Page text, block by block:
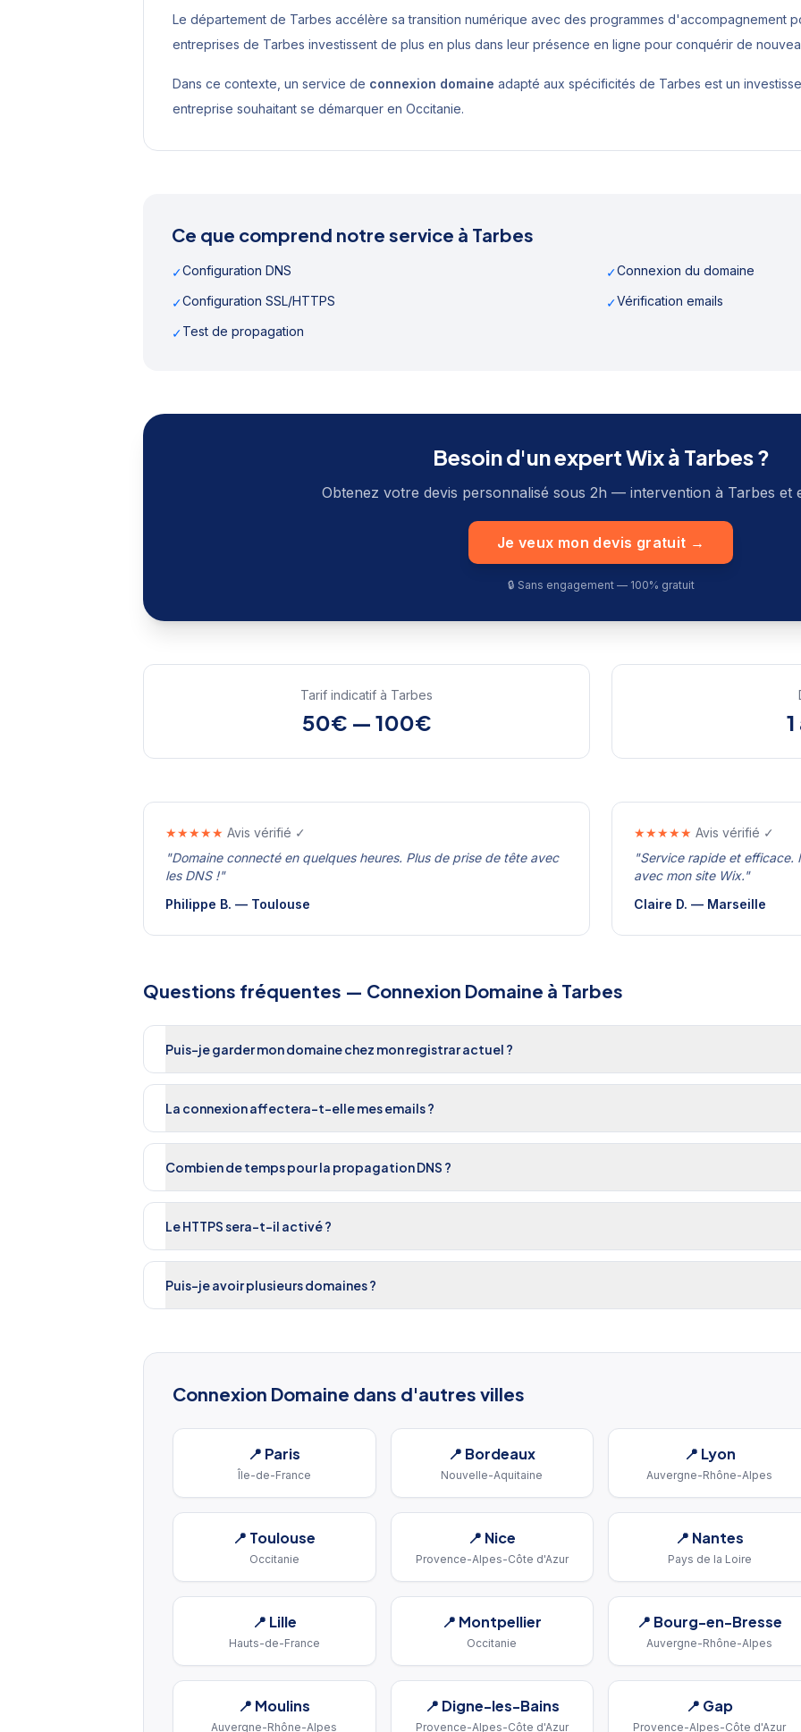
Le département de Tarbes accélère sa transition numérique avec des programmes d'accompagnement
entreprises de Tarbes investissent de plus en plus dans leur présence en ligne pour conquérir de
Dans ce contexte, un service de connexion domaine adapté aux spécificités de Tarbes est un
entreprise souhaitant se démarquer en Occitanie.
Ce que comprend notre service à Tarbes
✓Configuration DNS ✓Connexion du domaine
✓Configuration SSL/HTTPS ✓Vérification emails
✓Test de propagation
Besoin d'un expert Wix à Tarbes?
Obtenez votre devis personnalisé sous 2h — intervention à Tarbes et
Je veux mon devis gratuit →
🔒 Sans engagement — 100% gratuit
Tarif indicatif à Tarbes
50€ — 100€
★★★★★ Avis vérifié ✓
"Domaine connecté en quelques heures. Plus de prise de tête avec
les DNS !"
Philippe B. — Toulouse
★★★★★ Avis vérifié ✓
"Service rapide et efficace.
avec mon site Wix."
Claire D. — Marseille
Questions fréquentes — Connexion Domaine à Tarbes
Puis-je garder mon domaine chez mon registrar actuel ?
La connexion affectera-t-elle mes emails ?
Combien de temps pour la propagation DNS ?
Le HTTPS sera-t-il activé ?
Puis-je avoir plusieurs domaines ?
Connexion Domaine dans d'autres villes
📍 Paris
Île-de-France
📍 Bordeaux
Nouvelle-Aquitaine
📍 Lyon
Auvergne-Rhône-Alpes
📍 Toulouse
Occitanie
📍 Nice
Provence-Alpes-Côte d'Azur
📍 Nantes
Pays de la Loire
📍 Lille
Hauts-de-France
📍 Montpellier
Occitanie
📍 Bourg-en-Bresse
Auvergne-Rhône-Alpes
📍 Moulins
Auvergne-Rhône-Alpes
📍 Digne-les-Bains
Provence-Alpes-Côte d'Azur
📍 Gap
Provence-Alpes-Côte d'Azur